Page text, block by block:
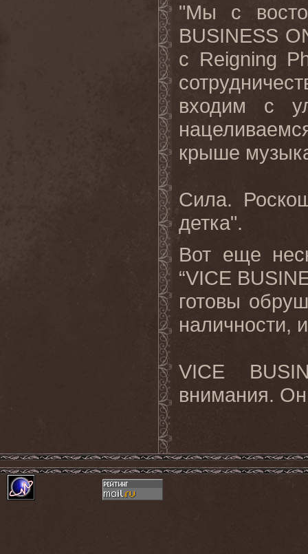
"Мы с
BUSINESS
с Reigning
входим с
крыше
Сила.
детка".
Вот еще
“VICE
готовы
наличности,
VICE
внимания.